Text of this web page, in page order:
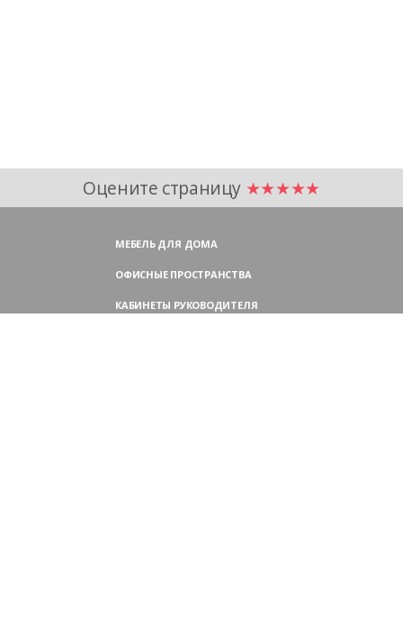
Оцените страницу ★★★★★
МЕБЕЛЬ ДЛЯ ДОМА
ОФИСНЫЕ ПРОСТРАНСТВА
КАБИНЕТЫ РУКОВОДИТЕЛЯ